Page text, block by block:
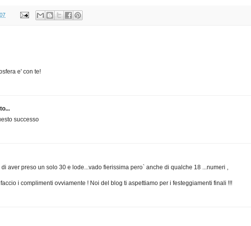
e' con te!
successo
aver preso un solo 30 e lode...vado fierissima pero` anche di qualche 18 ...numeri ,
i complimenti ovviamente ! Noi del blog ti aspettiamo per i festeggiamenti finali !!!